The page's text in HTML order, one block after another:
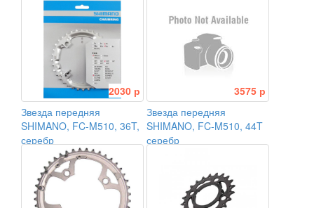
2030 р
Звезда передняя
SHIMANO, FC-M510, 36T,
серебр
3575 р
Звезда передняя
SHIMANO, FC-M510, 44T
серебр